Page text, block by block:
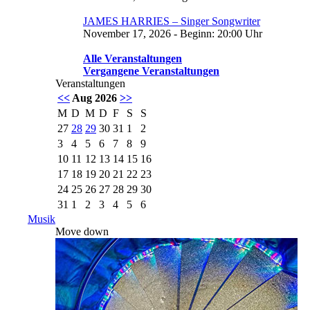
JAMES HARRIES – Singer Songwriter
November 17, 2026 - Beginn: 20:00 Uhr
Alle Veranstaltungen
Vergangene Veranstaltungen
Veranstaltungen
<< Aug 2026 >>
M D M D F S
S
27 28 29 30 31 1
2
3
4 5 6 7 8
9
10 11 12 13 14 15 16
17 18 19 20 21 22 23
24 25 26 27 28 29 30
31 1 2 3 4 5
6
Musik
Move down